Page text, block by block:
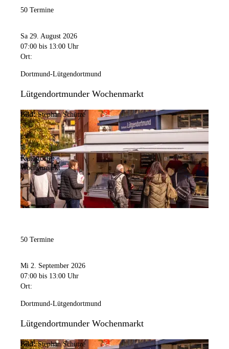
50 Termine
Sa 29. August 2026
07:00 bis 13:00 Uhr
Ort:
Dortmund-Lütgendortmund
Lütgendortmunder Wochenmarkt
Bild: Stephan Schütze
Kategorie:
Wochenmarkt
50 Termine
Mi 2. September 2026
07:00 bis 13:00 Uhr
Ort:
Dortmund-Lütgendortmund
Lütgendortmunder Wochenmarkt
Bild: Stephan Schütze